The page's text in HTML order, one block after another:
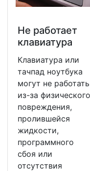
Не работает
клавиатура
Клавиатура или
тачпад ноутбука
могут не работать
из-за физического
повреждения,
пролившейся
жидкости,
программного
сбоя или
отсутствия